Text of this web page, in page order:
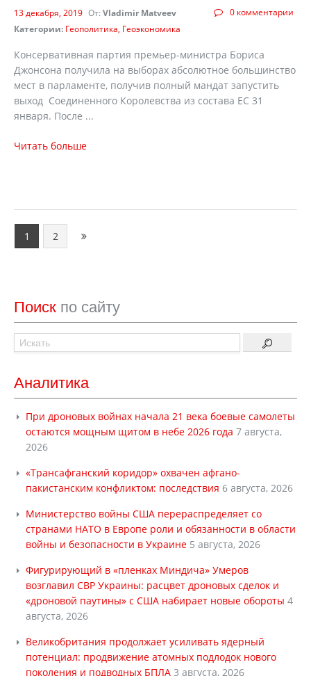
0 комментарии
13 декабря, 2019 От: Vladimir Matveev
Категории: Геополитика Геоэкономика
Консервативная партия премьер-министра Бориса
Джонсона получила на выборах абсолютное большинство
мест в парламенте, получив полный мандат запустить
выход Соединенного Королевства из состава ЕС 31
января. После ...
Читать больше
1 2
Поиск по сайту
Аналитика
При дроновых войнах начала 21 века боевые самолеты
остаются мощным щитом в небе 2026 года 7 августа,
2026
«Трансафганский коридор» охвачен афгано-
пакистанским конфликтом: последствия 6 августа, 2026
Министерство войны США перераспределяет со
странами НАТО в Европе роли и обязанности в области
войны и безопасности в Украине 5 августа, 2026
Фигурирующий в «пленках Миндича» Умеров
возглавил СВР Украины: расцвет дроновых сделок и
«дроновой паутины» с США набирает новые обороты 4
августа, 2026
Великобритания продолжает усиливать ядерный
потенциал: продвижение атомных подлодок нового
поколения и подводных БПЛА 3 августа, 2026